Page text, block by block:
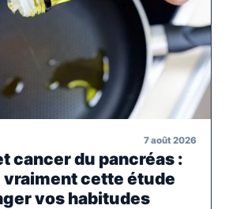
7 août 2026
cancer du pancréas :
vraiment cette étude
vos habitudes